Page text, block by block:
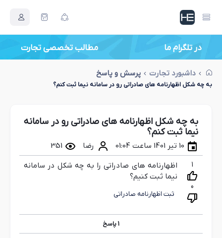
در تلگرام ما مطالب تخصصی تجارت
داشبورد تجارت پرسش و پاسخ
به چه شکل اظهارنامه های صادراتی رو در سامانه نیما ثبت کنم؟
به چه شکل اظهارنامه های صادراتی رو در سامانه
نیما ثبت کنم؟
10 تیر 1401 ساعت 01:04 رضا 351
1
0
اظهارنامه های صادراتی را به چه شکل در سامانه
نیما ثبت کنیم؟
ثبت اظهارنامه صادراتی
1پاسخ